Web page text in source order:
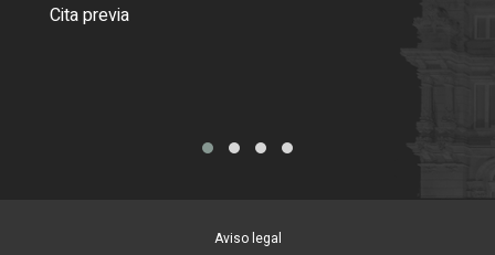
Cita previa
Aviso legal